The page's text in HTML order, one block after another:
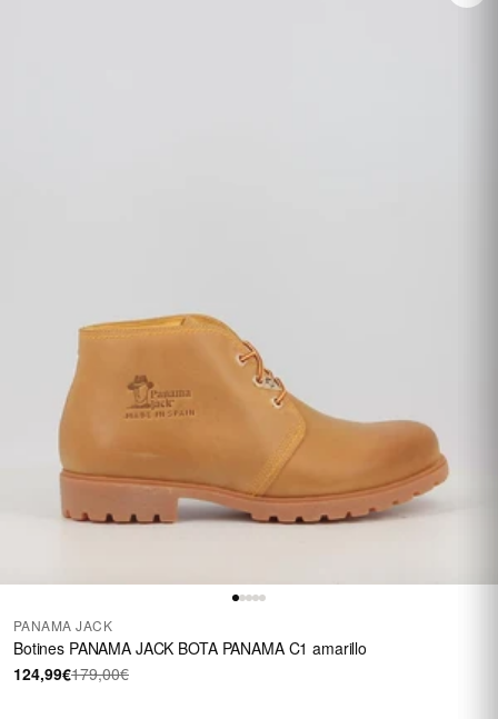
PANAMA JACK
Botines PANAMA JACK BOTA PANAMA C1 amarillo
124,99€179,00€